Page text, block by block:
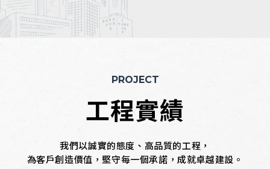
PROJECT
工程實績
我們以誠實的態度、高品質的工程，
為客戶創造價值，堅守每一個承諾，成就卓越建設。